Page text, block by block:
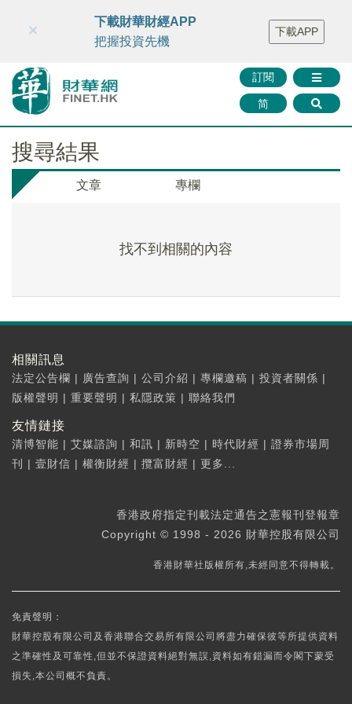
財華智庫網 FINTV FINMETA 財華證券 媒體矩陣
智庫沙龍
聯絡我們
訂閱
简
×
下載財華財經APP
把握投資先機
下載APP
搜尋結果
文章 專欄
找不到相關的內容
相關訊息
法定公告欄 | 廣告查詢 | 公司介紹 | 專欄邀稿 | 投資者關係 |
版權聲明 | 重要聲明 | 私隱政策 | 聯絡我們
友情鏈接
清博智能 | 艾媒諮詢 | 和訊 | 新時空 | 時代財經 | 證券市場周
刊
| 壹財信 | 權衡財經 | 攬富財經 | 更多...
香港政府指定刊載法定通告之憲報刊登報章
Copyright © 1998 - 2026 財華控股有限公司
香港財華社版權所有,未經同意不得轉載。
免責聲明：
財華控股有限公司及香港聯合交易所有限公司將盡力確保彼等所提供資料
之準確性及可靠性,但並不保證資料絕對無誤,資料如有錯漏而令閣下蒙受
損失,本公司概不負責。